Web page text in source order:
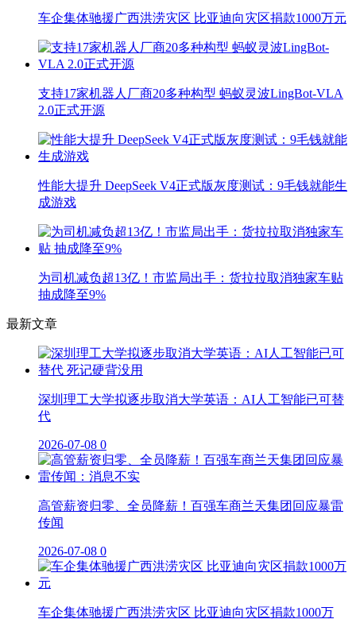
车企集体驰援广西洪涝灾区 比亚迪向灾区捐款1000万元
支持17家机器人厂商20多种构型 蚂蚁灵波LingBot-VLA
2.0正式开源
性能大提升 DeepSeek V4正式版灰度测试：9毛钱就能生
成游戏
为司机减负超13亿！市监局出手：货拉拉取消独家车贴
抽成降至9%
最新文章
深圳理工大学拟逐步取消大学英语：AI人工智能已可替
代
2026-07-08 0
高管薪资归零、全员降薪！百强车商兰天集团回应暴雷
传闻
2026-07-08 0
车企集体驰援广西洪涝灾区 比亚迪向灾区捐款1000万